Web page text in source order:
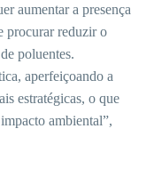
aumentar a presença
procurar reduzir o
poluentes.
aperfeiçoando a
estratégicas, o que
ambiental”,